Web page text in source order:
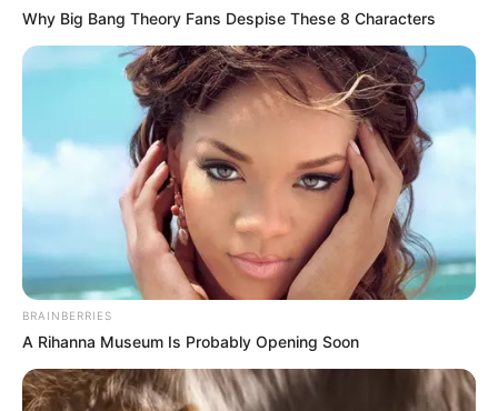
Clique aqui para entrar no grupo
Why Big Bang Theory Fans Despise These 8 Characters
BRAINBERRIES
A Rihanna Museum Is Probably Opening Soon